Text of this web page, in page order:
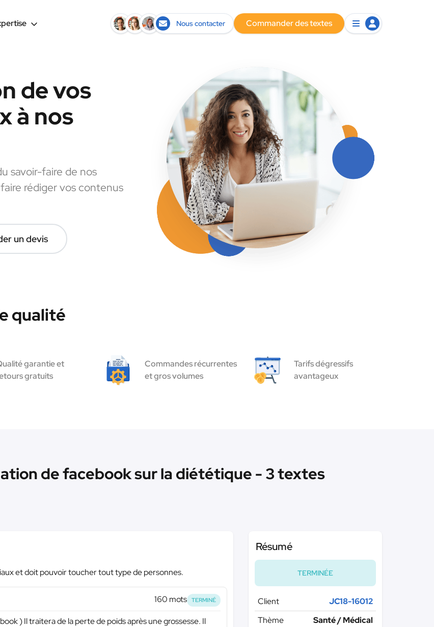
Nous contacter Commander des textes
de vos
à nos
savoir-faire de nos
rédiger vos contenus
un devis
qualité
garantie et
gratuits
Commandes récurrentes
et gros volumes
Tarifs dégressifs
avantageux
de facebook sur la diététique - 3 textes
et doit pouvoir toucher tout type de personnes.
160 mots TERMINÉ
) Il traitera de la perte de poids après une grossesse. Il
Résumé
TERMINÉE
Client
JC18-16012
Thème
Santé / Médical